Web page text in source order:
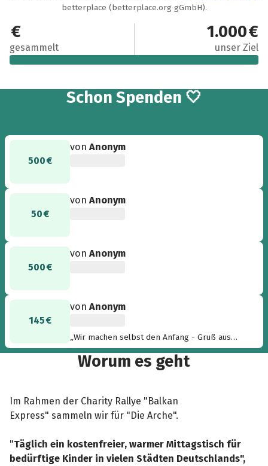
betterplace (betterplace.org gGmbH).
1.195 €
gesammelt
1.000 €
unser Ziel
Schon 4
Spenden 🤍
500 €
vonAnonym
50 €
vonAnonym
500 €
vonAnonym
145 €
vonAnonym
„Wir machen selbst den Anfang - Gruß aus
Bremen G + A“
Worum es geht
Im Rahmen der Charity Rallye "Balkan
Express" sammeln wir für "Die Arche".
"Täglich ein kostenfreier, warmer Mittagstisch für
bedürftige Kinder in vielen Städten Deutschlands",